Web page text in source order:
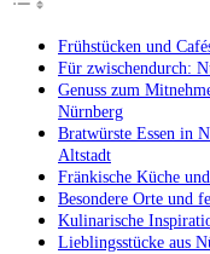
Frühstücken und
Für zwischendurch:
Genuss zum
Nürnberg
Bratwürste Essen in
Altstadt
Fränkische Küche
Besondere Orte und
Kulinarische
Lieblingsstücke aus